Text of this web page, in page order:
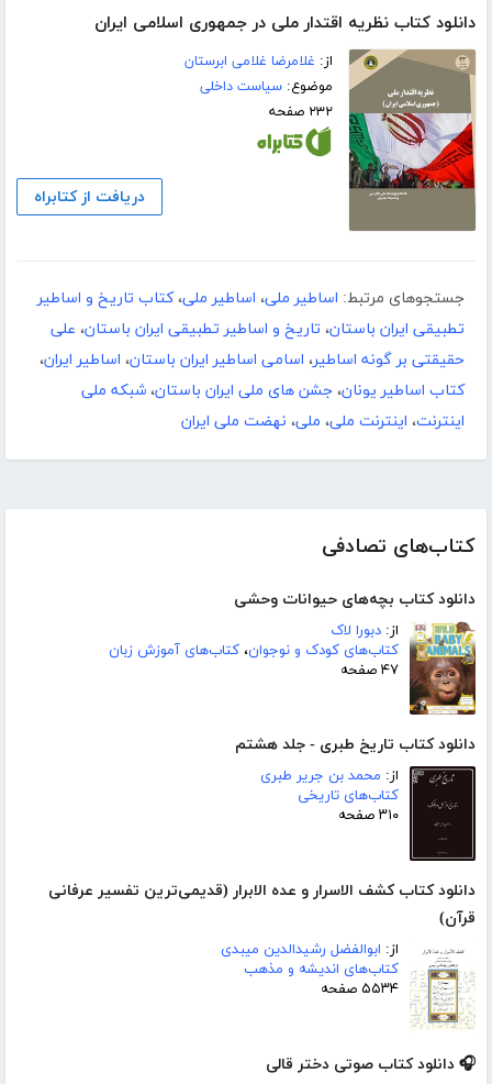
کتاب‌های تصادفی
دانلود کتاب بچه‌های حیوانات وحشی
از: دبورا لاک
کتاب‌های کودک و نوجوان، کتاب‌های آموزش زبان
۴۷ صفحه
دانلود کتاب تاریخ طبری - جلد هشتم
از: محمد بن جریر طبری
کتاب‌های تاریخی
۳۱۰ صفحه
دانلود کتاب کشف الاسرار و عده الابرار (قدیمی‌ترین تفسیر عرفانی
قرآن)
از: ابوالفضل رشیدالدین میبدی
کتاب‌های اندیشه و مذهب
۵۵۳۴ صفحه
🎧 دانلود کتاب صوتی دختر قالی
دانلود کتاب نظریه اقتدار ملی در جمهوری اسلامی ایران
از: غلامرضا غلامی ابرستان
موضوع:سیاست داخلی
۲۳۲ صفحه
دریافت از کتابراه
جستجوهای مرتبط: اساطیر ملی، اساطیر ملی،کتاب تاریخ و اساطیر
تطبیقی ایران باستان، تاریخ و اساطیر تطبیقی ایران باستان، علی
حقیقتی بر گونه اساطیر، اسامی اساطیر ایران باستان، اساطیر ایران،
کتاب اساطیر یونان، جشن های ملی ایران باستان، شبکه ملی
اینترنت، اینترنت ملی، ملی، نهضت ملی ایران